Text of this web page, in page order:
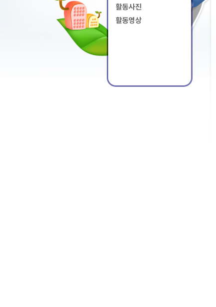
활동사진
활동영상